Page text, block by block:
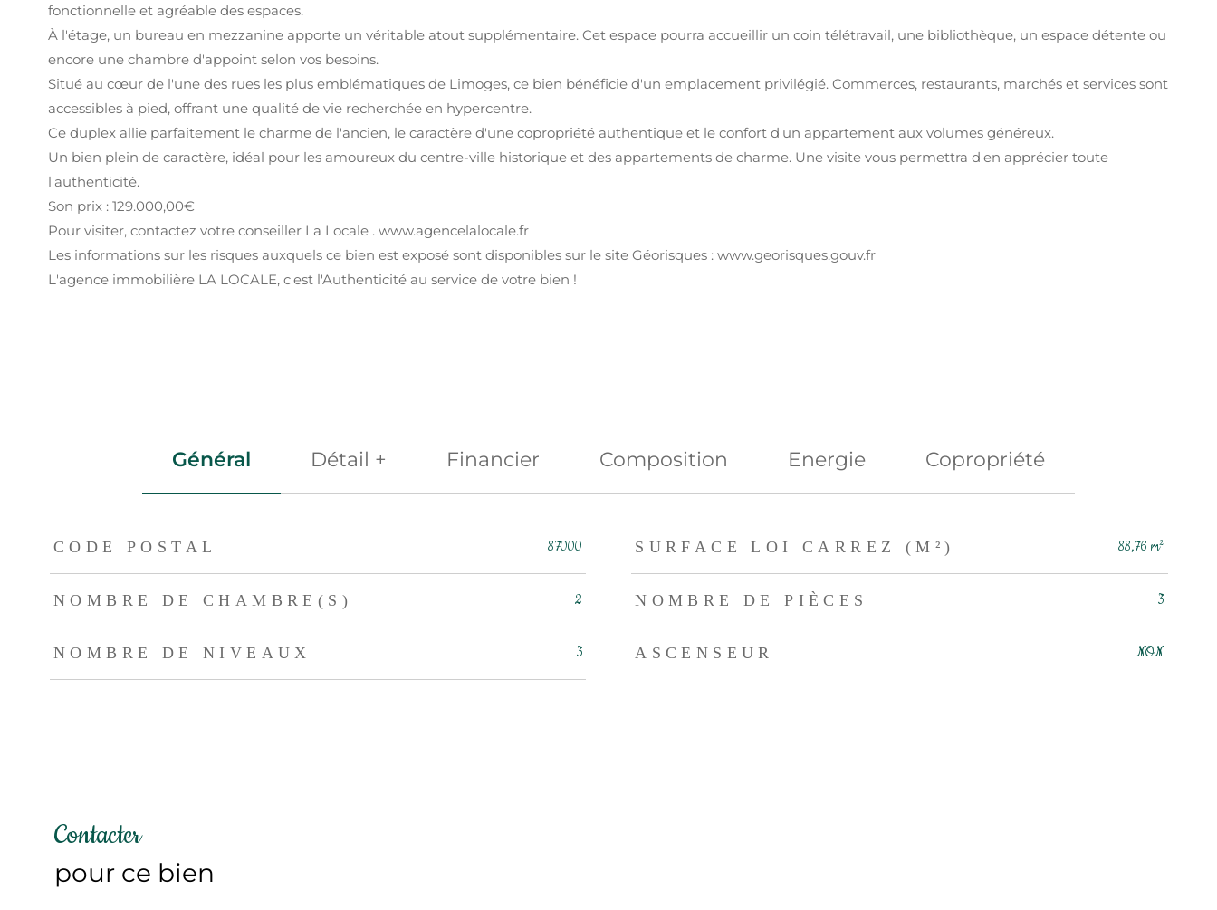
fonctionnelle et agréable des espaces.
À l'étage, un bureau en mezzanine apporte un véritable atout supplémentaire. Cet espace pourra accueillir un coin télétravail, une bibliothèque, un espace détente ou
encore une chambre d'appoint selon vos besoins.
Situé au cœur de l'une des rues les plus emblématiques de Limoges, ce bien bénéficie d'un emplacement privilégié. Commerces, restaurants, marchés et services sont
accessibles à pied, offrant une qualité de vie recherchée en hypercentre.
Ce duplex allie parfaitement le charme de l'ancien, le caractère d'une copropriété authentique et le confort d'un appartement aux volumes généreux.
Un bien plein de caractère, idéal pour les amoureux du centre-ville historique et des appartements de charme. Une visite vous permettra d'en apprécier toute
l'authenticité.
Son prix : 129.000,00€
Pour visiter, contactez votre conseiller La Locale . www.agencelalocale.fr
Les informations sur les risques auxquels ce bien est exposé sont disponibles sur le site Géorisques : www.georisques.gouv.fr
L'agence immobilière LA LOCALE, c'est l'Authenticité au service de votre bien !
Général Détail + Financier Composition Energie Copropriété
TRAD_ZEPHYR_Caracteristique
CODE POSTAL 87000 SURFACE LOI CARREZ (M²) 88,76 m²
NOMBRE DE CHAMBRE(S) 2 NOMBRE DE PIÈCES 3
NOMBRE DE NIVEAUX 3 ASCENSEUR NON
Contacter
pour ce bien